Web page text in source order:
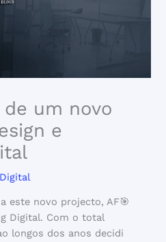
um novo
e
este novo projecto, AF🎯
Digital. Com o total
longos dos anos decidi